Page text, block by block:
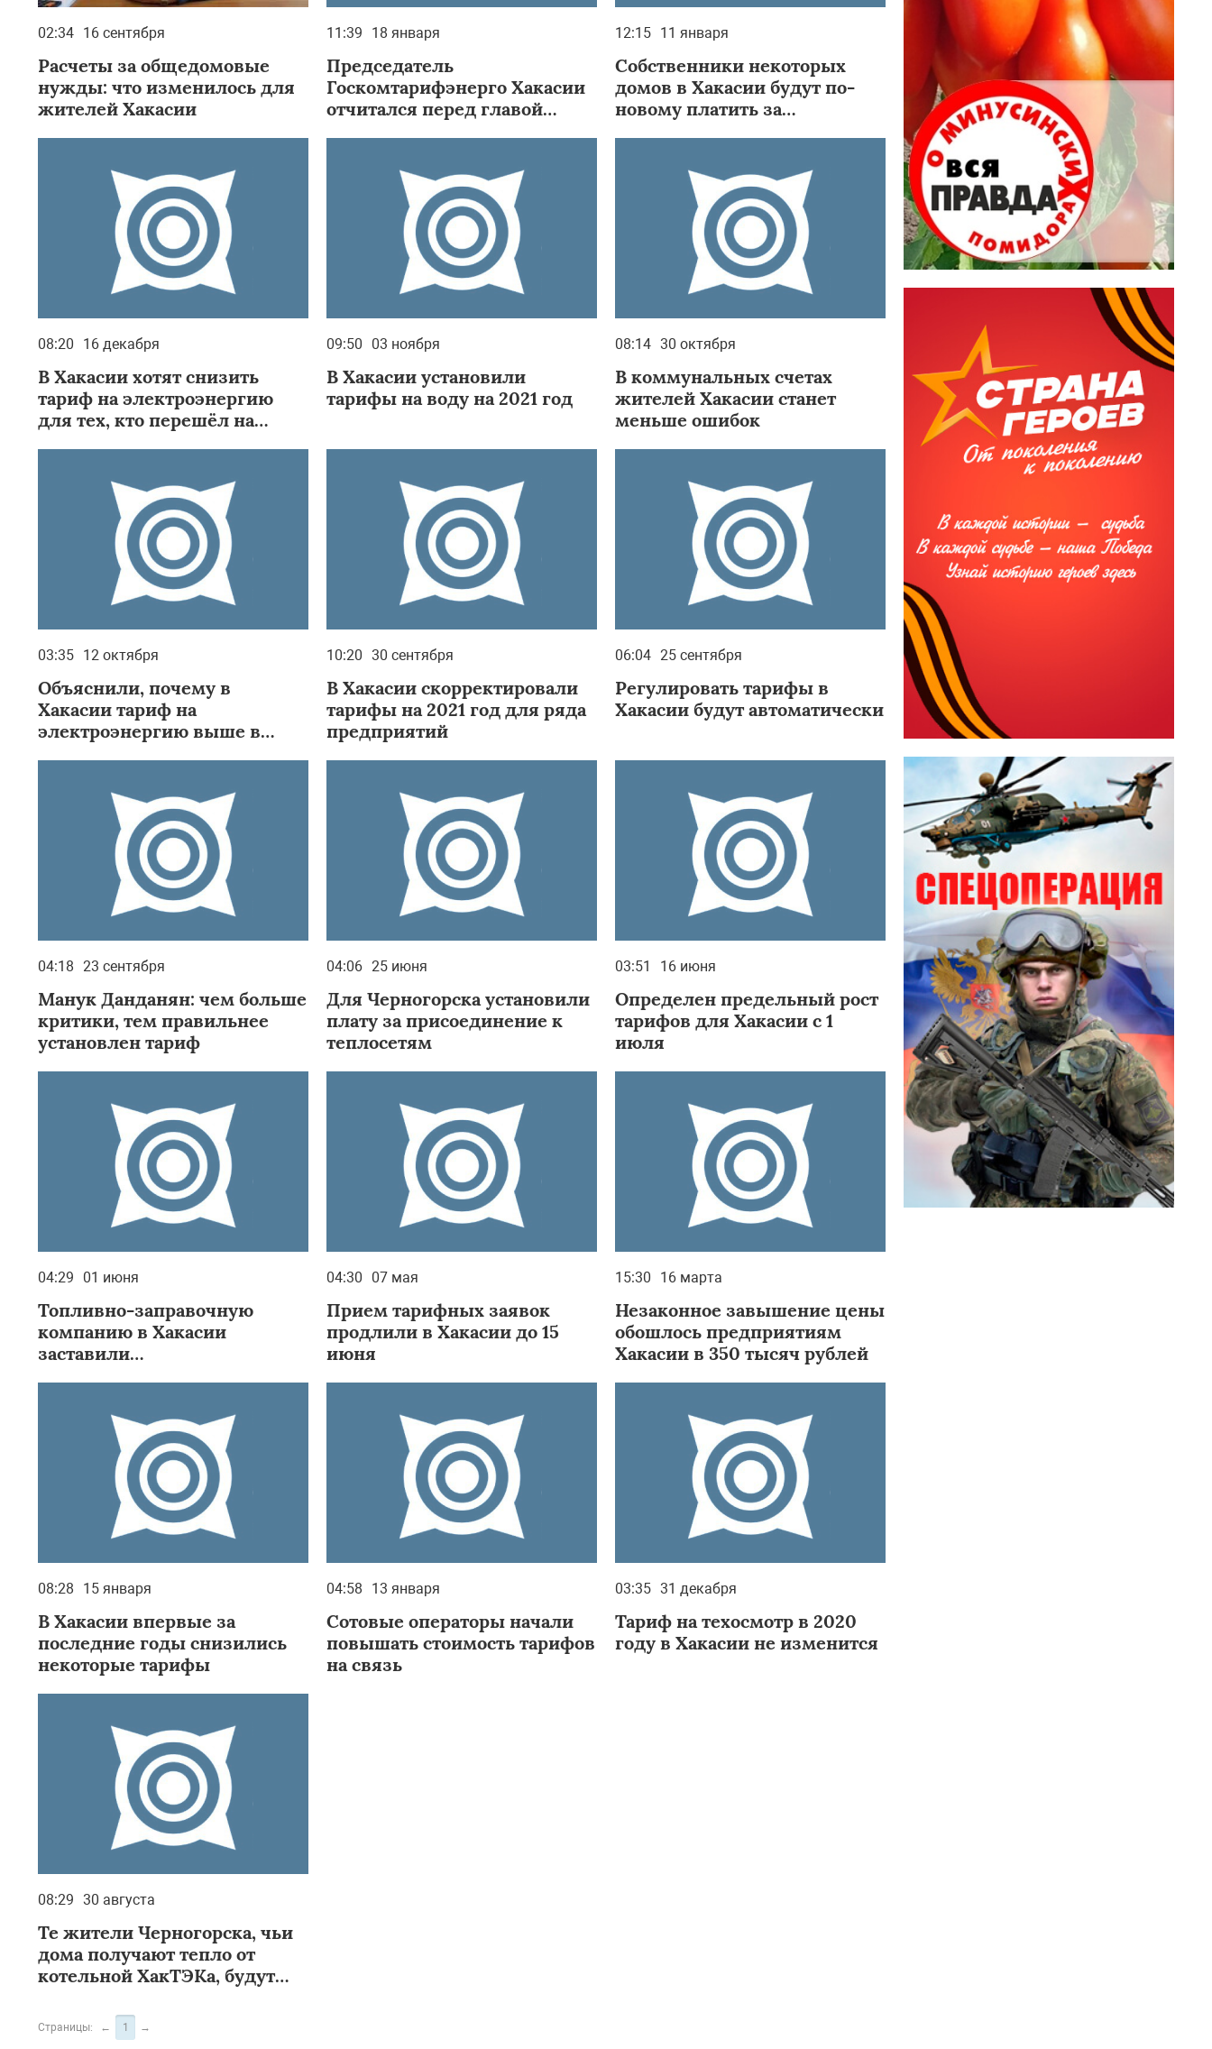
02:34 16 сентября
Расчеты за общедомовые
нужды: что изменилось для
жителей Хакасии
11:39 18 января
Председатель
Госкомтарифэнерго Хакасии
отчитался перед главой
12:15 11 января
Собственники некоторых
домов в Хакасии будут по-
новому платить за
08:20 16 декабря
В Хакасии хотят снизить
тариф на электроэнергию
для тех, кто перешёл на
09:50 03 ноября
В Хакасии установили
тарифы на воду на 2021 год
08:14 30 октября
В коммунальных счетах
жителей Хакасии станет
меньше ошибок
03:35 12 октября
Объяснили, почему в
Хакасии тариф на
электроэнергию выше в
10:20 30 сентября
В Хакасии скорректировали
тарифы на 2021 год для ряда
предприятий
06:04 25 сентября
Регулировать тарифы в
Хакасии будут автоматически
04:18 23 сентября
Манук Данданян: чем больше
критики, тем правильнее
установлен тариф
04:06 25 июня
Для Черногорска установили
плату за присоединение к
теплосетям
03:51 16 июня
Определен предельный рост
тарифов для Хакасии с 1
июля
04:29 01 июня
Топливно-заправочную
компанию в Хакасии
заставили
04:30 07 мая
Прием тарифных заявок
продлили в Хакасии до 15
июня
15:30 16 марта
Незаконное завышение цены
обошлось предприятиям
Хакасии в 350 тысяч рублей
08:28 15 января
В Хакасии впервые за
последние годы снизились
некоторые тарифы
04:58 13 января
Сотовые операторы начали
повышать стоимость тарифов
на связь
03:35 31 декабря
Тариф на техосмотр в 2020
году в Хакасии не изменится
08:29 30 августа
Те жители Черногорска, чьи
дома получают тепло от
котельной ХакТЭКа, будут
процента
Страницы: ← 1 →